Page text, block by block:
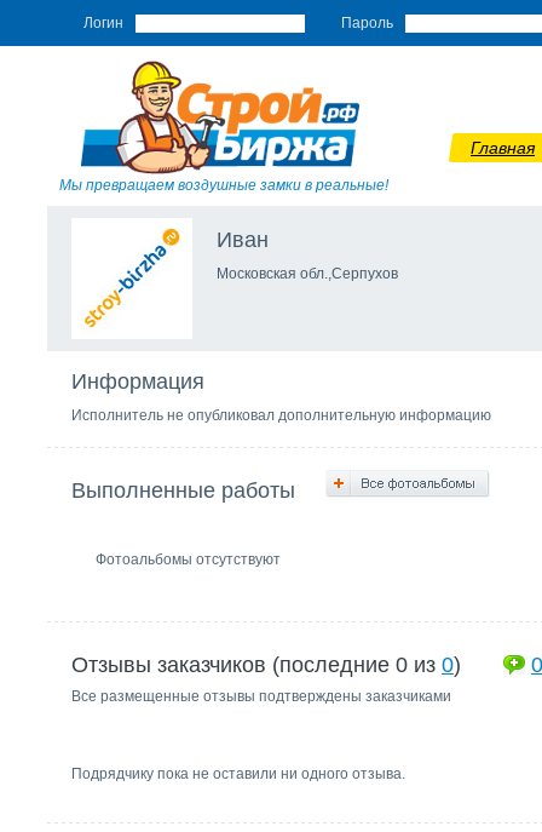
Логин Пароль
Мы превращаем воздушные замки в реальные!
Главная
Иван
Московская обл.,Серпухов
Информация
Исполнитель не опубликовал дополнительную информацию
Выполненные работы
Фотоальбомы отсутствуют
Отзывы заказчиков (последние 0 из 0) 0
Все размещенные отзывы подтверждены заказчиками
Подрядчику пока не оставили ни одного отзыва.